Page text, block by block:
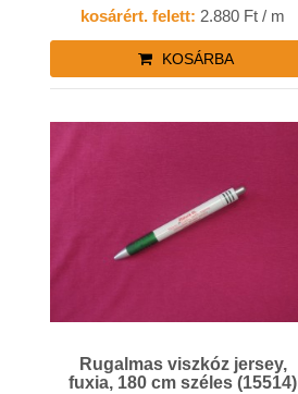
kosárért. felett: 2.880 Ft / m
KOSÁRBA
Rugalmas viszkóz jersey,
fuxia, 180 cm széles (15514)